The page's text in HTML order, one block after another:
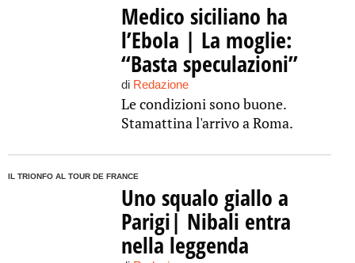
Medico siciliano ha
l’Ebola | La moglie:
“Basta speculazioni”
di Redazione
Le condizioni sono buone.
Stamattina l'arrivo a Roma.
IL TRIONFO AL TOUR DE FRANCE
Uno squalo giallo a
Parigi| Nibali entra
nella leggenda